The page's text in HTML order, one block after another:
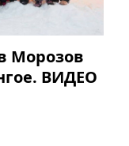
Морозов
ВИДЕО